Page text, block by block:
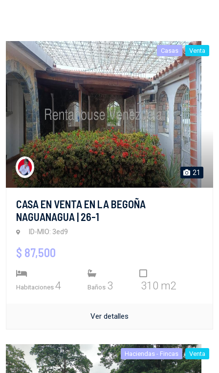
Casas Venta
21
CASA EN VENTA EN LA BEGOÑA
NAGUANAGUA | 26-1
ID-MIO: 3ed9
$ 87,500
Habitaciones 4 Baños 3 310 m2
Ver detalles
Haciendas - Fincas Venta